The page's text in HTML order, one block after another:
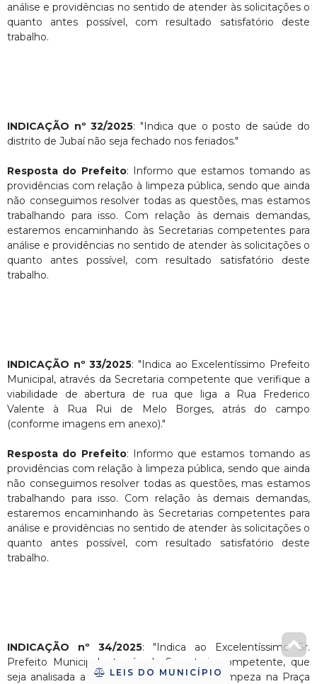
LEIS DO MUNICÍPIO
análise e providências no sentido de atender às solicitações o
quanto antes possível, com resultado satisfatório deste
trabalho.
INDICAÇÃO nº 32/2025: "Indica que o posto de saúde do
distrito de Jubaí não seja fechado nos feriados."
Resposta do Prefeito: Informo que estamos tomando as
providências com relação à limpeza pública, sendo que ainda
não conseguimos resolver todas as questões, mas estamos
trabalhando para isso. Com relação às demais demandas,
estaremos encaminhando às Secretarias competentes para
análise e providências no sentido de atender às solicitações o
quanto antes possível, com resultado satisfatório deste
trabalho.
INDICAÇÃO nº 33/2025: "Indica ao Excelentíssimo Prefeito
Municipal, através da Secretaria competente que verifique a
viabilidade de abertura de rua que liga a Rua Frederico
Valente à Rua Rui de Melo Borges, atrás do campo
(conforme imagens em anexo)."
Resposta do Prefeito: Informo que estamos tomando as
providências com relação à limpeza pública, sendo que ainda
não conseguimos resolver todas as questões, mas estamos
trabalhando para isso. Com relação às demais demandas,
estaremos encaminhando às Secretarias competentes para
análise e providências no sentido de atender às solicitações o
quanto antes possível, com resultado satisfatório deste
trabalho.
INDICAÇÃO nº 34/2025: "Indica ao Excelentíssimo Sr.
Prefeito Municipal, através da Secretaria competente, que
seja analisada a viabilidade de mutirão de limpeza na Praça